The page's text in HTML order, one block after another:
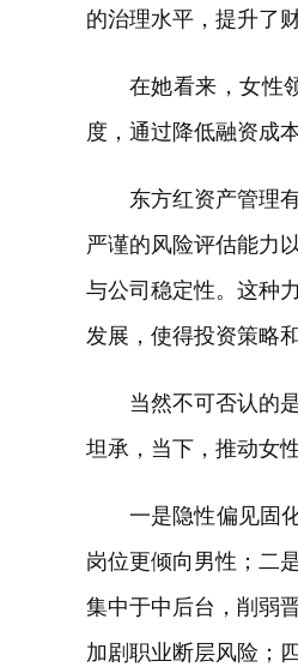
的治理水平，提升了
在她看来，女性
度，通过降低融资成
东方红资产管理
严谨的风险评估能力
与公司稳定性。这种
发展，使得投资策略
当然不可否认的
坦承，当下，推动女
一是隐性偏见固
岗位更倾向男性；二
集中于中后台，削弱
加剧职业断层风险；